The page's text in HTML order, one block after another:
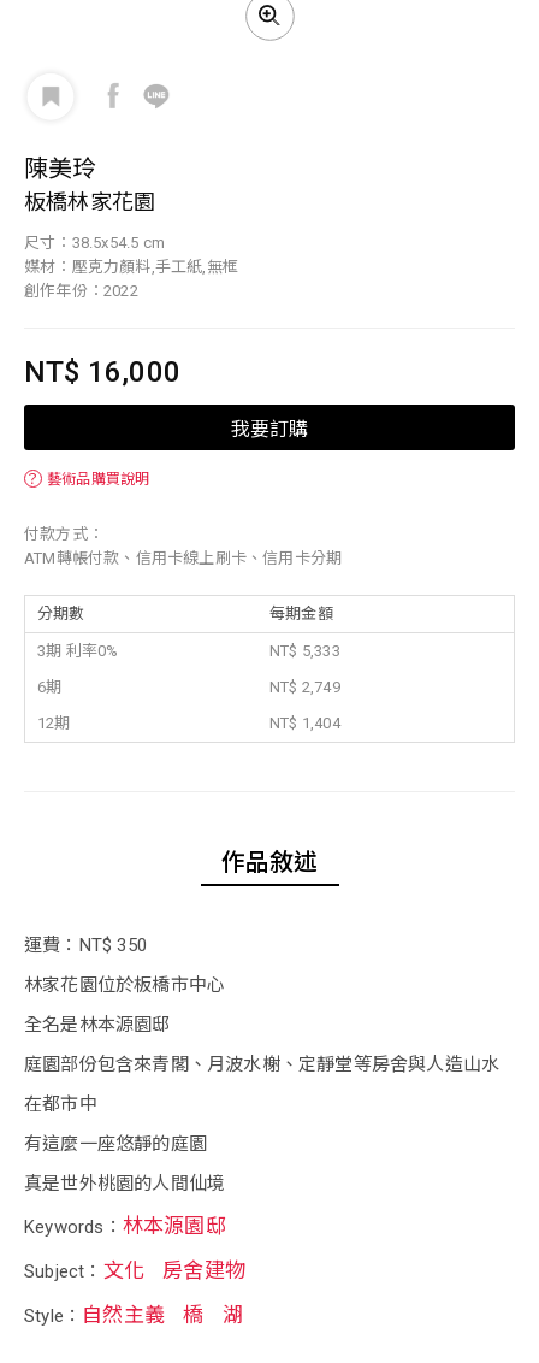
陳美玲
板橋林家花園
尺寸：38.5x54.5 cm
媒材：壓克力顏料,手工紙,無框
創作年份：2022
NT$ 16,000
我要訂購
？ 藝術品購買說明
付款方式：
ATM轉帳付款、信用卡線上刷卡、信用卡分期
分期數 每期金額
3期 利率0%
NT$ 5,333
6期
NT$ 2,749
12期
NT$ 1,404
作品敘述
運費：NT$ 350
林家花園位於板橋市中心
全名是林本源園邸
庭園部份包含來青閣、月波水榭、定靜堂等房舍與人造山水
在都市中
有這麼一座悠靜的庭園
真是世外桃園的人間仙境
Keywords： 林本源園邸
Subject： 文化 房舍建物
Style： 自然主義 橋 湖